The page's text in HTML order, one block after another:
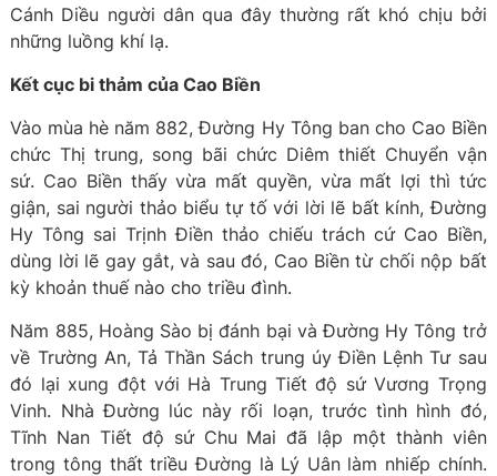
Cánh Diều người dân qua đây thường rất khó chịu bởi
những luồng khí lạ.
Kết cục bi thảm của Cao Biền
Vào mùa hè năm 882, Đường Hy Tông ban cho Cao Biền
chức Thị trung, song bãi chức Diêm thiết Chuyển vận
sứ. Cao Biền thấy vừa mất quyền, vừa mất lợi thì tức
giận, sai người thảo biểu tự tố với lời lẽ bất kính, Đường
Hy Tông sai Trịnh Điền thảo chiếu trách cứ Cao Biền,
dùng lời lẽ gay gắt, và sau đó, Cao Biền từ chối nộp bất
kỳ khoản thuế nào cho triều đình.
Năm 885, Hoàng Sào bị đánh bại và Đường Hy Tông trở
về Trường An, Tả Thần Sách trung úy Điền Lệnh Tư sau
đó lại xung đột với Hà Trung Tiết độ sứ Vương Trọng
Vinh. Nhà Đường lúc này rối loạn, trước tình hình đó,
Tĩnh Nan Tiết độ sứ Chu Mai đã lập một thành viên
trong tông thất triều Đường là Lý Uân làm nhiếp chính.